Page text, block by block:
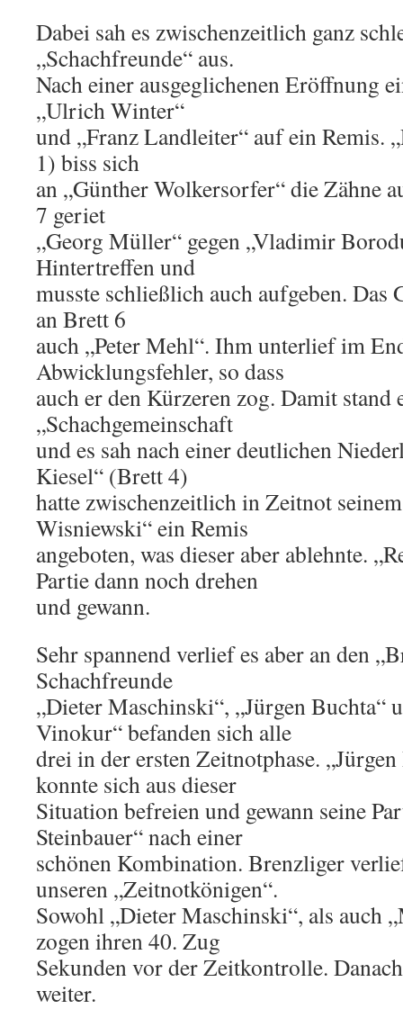
Dabei sah es zwischenzeitlich ganz
„Schachfreunde“ aus.
Nach einer ausgeglichenen Eröffnung
„Ulrich Winter“
und „Franz Landleiter“ auf ein Remis.
1) biss sich
an „Günther Wolkersorfer“ die Zähne
7 geriet
„Georg Müller“ gegen „Vladimir
Hintertreffen und
musste schließlich auch aufgeben. Das
an Brett 6
auch „Peter Mehl“. Ihm unterlief im
Abwicklungsfehler, so dass
auch er den Kürzeren zog. Damit stand
„Schachgemeinschaft
und es sah nach einer deutlichen
Kiesel“ (Brett 4)
hatte zwischenzeitlich in Zeitnot
Wisniewski“ ein Remis
angeboten, was dieser aber ablehnte.
Partie dann noch drehen
und gewann.
Sehr spannend verlief es aber an den
Schachfreunde
„Dieter Maschinski“, „Jürgen Buchta“
Vinokur“ befanden sich alle
drei in der ersten Zeitnotphase.
konnte sich aus dieser
Situation befreien und gewann seine
Steinbauer“ nach einer
schönen Kombination. Brenzliger
unseren „Zeitnotkönigen“.
Sowohl „Dieter Maschinski“, als auch
zogen ihren 40. Zug
Sekunden vor der Zeitkontrolle.
weiter.